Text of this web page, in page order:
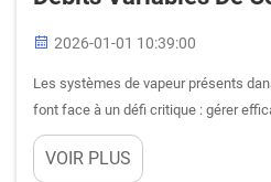
2026-01-01 10:39:00
Les systèmes de vapeur présents
font face à un défi critique : gérer
condensat tout en maintenant une
vapeur optimales. Un purgeur de
VOIR PLUS